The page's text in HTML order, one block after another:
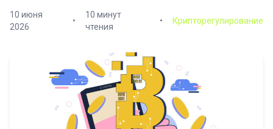
10 июня
2026
•
10 минут
чтения
• Крипторегулирование